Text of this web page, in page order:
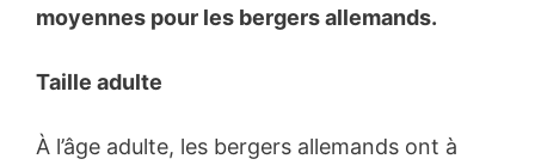
moyennes pour les bergers allemands.
Taille adulte
À l’âge adulte, les bergers allemands ont à